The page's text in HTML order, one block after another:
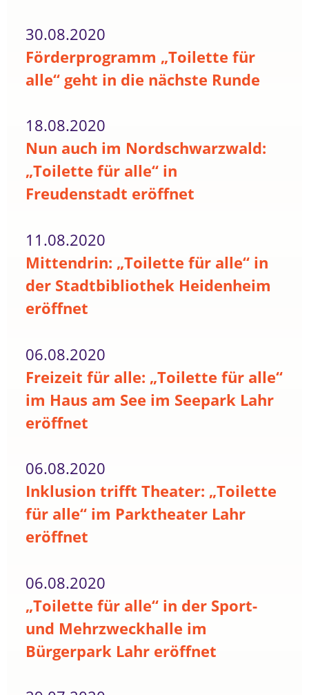
30.08.2020
Förderprogramm „Toilette für
alle“ geht in die nächste Runde
18.08.2020
Nun auch im Nordschwarzwald:
„Toilette für alle“ in
Freudenstadt eröffnet
11.08.2020
Mittendrin: „Toilette für alle“ in
der Stadtbibliothek Heidenheim
eröffnet
06.08.2020
Freizeit für alle: „Toilette für alle“
im Haus am See im Seepark Lahr
eröffnet
06.08.2020
Inklusion trifft Theater: „Toilette
für alle“ im Parktheater Lahr
eröffnet
06.08.2020
„Toilette für alle“ in der Sport-
und Mehrzweckhalle im
Bürgerpark Lahr eröffnet